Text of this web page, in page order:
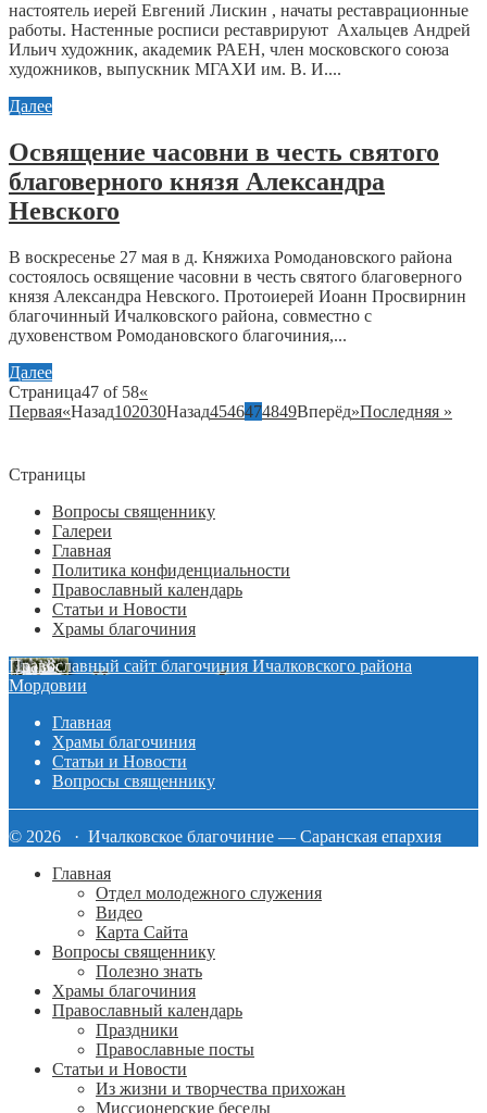
настоятель иерей Евгений Лискин , начаты реставрационные
работы. Настенные росписи реставрируют Ахальцев Андрей
Ильич художник, академик РАЕН, член московского союза
художников, выпускник МГАХИ им. В. И....
Далее
Освящение часовни в честь святого
благоверного князя Александра
Невского
В воскресенье 27 мая в д. Княжиха Ромодановского района
состоялось освящение часовни в честь святого благоверного
князя Александра Невского. Протоиерей Иоанн Просвирнин
благочинный Ичалковского района, совместно с
духовенством Ромодановского благочиния,...
Далее
Страница47 of 58«
Первая«Назад102030Назад4546474849Вперёд»Последняя »
Страницы
Вопросы священнику
Галереи
Главная
Политика конфиденциальности
Православный календарь
Статьи и Новости
Храмы благочиния
Православный сайт благочиния Ичалковского района
Мордовии
Главная
Храмы благочиния
Статьи и Новости
Вопросы священнику
© 2026 · Ичалковское благочиние — Саранская епархия
Главная
Отдел молодежного служения
Видео
Карта Сайта
Вопросы священнику
Полезно знать
Храмы благочиния
Православный календарь
Праздники
Православные посты
Статьи и Новости
Из жизни и творчества прихожан
Миссионерские беседы